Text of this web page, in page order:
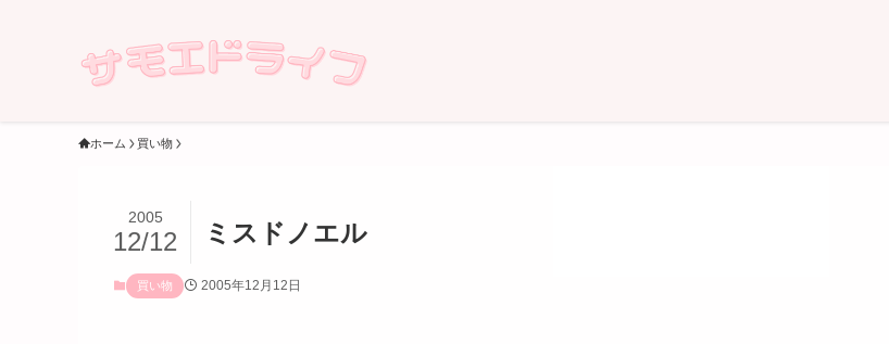
ホーム 買い物
ミスドノエル
2005
12/12
買い物 2005年12月12日